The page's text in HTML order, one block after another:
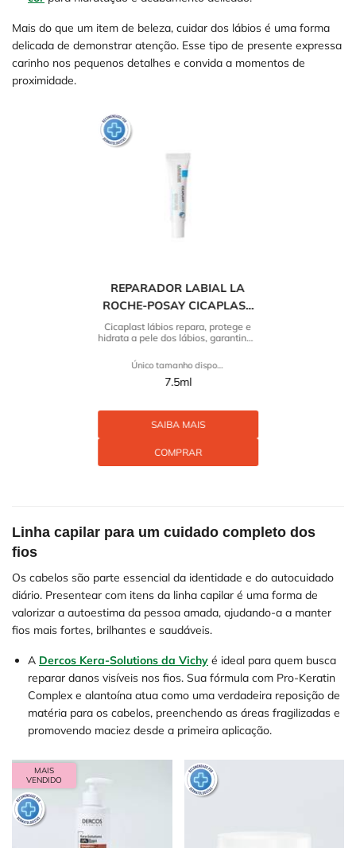
Mais do que um item de beleza, cuidar dos lábios é uma forma
delicada de demonstrar atenção. Esse tipo de presente expressa
carinho nos pequenos detalhes e convida a momentos de
proximidade.
REPARADOR LABIAL LA
ROCHE-POSAY CICAPLAST
LÁBIOS
Cicaplast lábios repara, protege e
hidrata a pele dos lábios, garantindo
necessário.
Único tamanho disponível
7.5ml
SAIBA MAIS
COMPRAR
Linha capilar para um cuidado completo dos
fios
Os cabelos são parte essencial da identidade e do autocuidado
diário. Presentear com itens da linha capilar é uma forma de
valorizar a autoestima da pessoa amada, ajudando-a a manter
fios mais fortes, brilhantes e saudáveis.
A Dercos Kera-Solutions da Vichy é ideal para quem busca
reparar danos visíveis nos fios. Sua fórmula com Pro-Keratin
Complex e alantoína atua como uma verdadeira reposição de
matéria para os cabelos, preenchendo as áreas fragilizadas e
promovendo maciez desde a primeira aplicação.
MAIS
VENDIDO